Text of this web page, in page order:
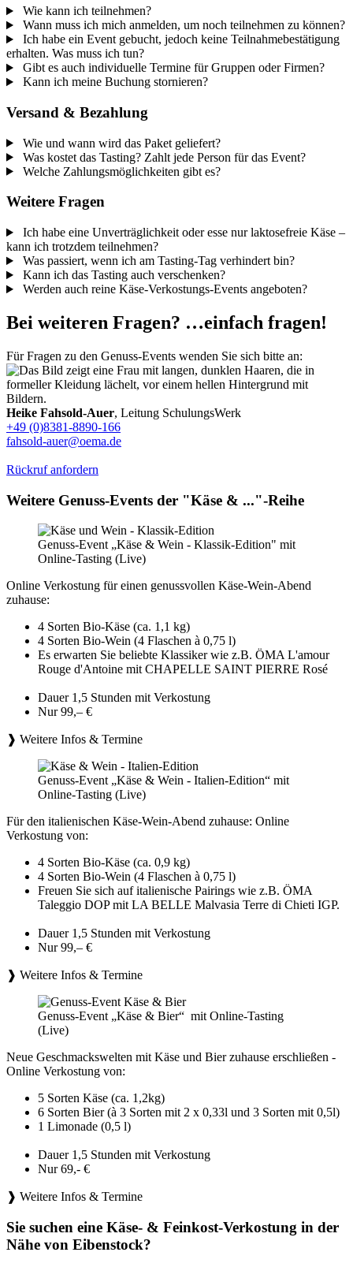
Wie kann ich teilnehmen?
Wann muss ich mich anmelden, um noch teilnehmen zu können?
Ich habe ein Event gebucht, jedoch keine Teilnahmebestätigung
erhalten. Was muss ich tun?
Gibt es auch individuelle Termine für Gruppen oder Firmen?
Kann ich meine Buchung stornieren?
Versand & Bezahlung
Wie und wann wird das Paket geliefert?
Was kostet das Tasting? Zahlt jede Person für das Event?
Welche Zahlungsmöglichkeiten gibt es?
Weitere Fragen
Ich habe eine Unverträglichkeit oder esse nur laktosefreie Käse –
kann ich trotzdem teilnehmen?
Was passiert, wenn ich am Tasting-Tag verhindert bin?
Kann ich das Tasting auch verschenken?
Werden auch reine Käse-Verkostungs-Events angeboten?
Bei weiteren Fragen? …einfach fragen!
Für Fragen zu den Genuss-Events wenden Sie sich bitte an:
Heike Fahsold-Auer, Leitung SchulungsWerk
+49 (0)8381-8890-166
fahsold-auer@oema.de
Rückruf anfordern
Weitere Genuss-Events der "Käse & ..."-Reihe
Genuss-Event „Käse & Wein - Klassik-Edition" mit
Online-Tasting (Live)
Online Verkostung für einen genussvollen Käse-Wein-Abend
zuhause:
4 Sorten Bio-Käse (ca. 1,1 kg)
4 Sorten Bio-Wein (4 Flaschen à 0,75 l)
Es erwarten Sie beliebte Klassiker wie z.B. ÖMA L'amour
Rouge d'Antoine mit CHAPELLE SAINT PIERRE Rosé
Dauer 1,5 Stunden mit Verkostung
Nur 99,– €
❱ Weitere Infos & Termine
Genuss-Event „Käse & Wein - Italien-Edition“ mit
Online-Tasting (Live)
Für den italienischen Käse-Wein-Abend zuhause: Online
Verkostung von:
4 Sorten Bio-Käse (ca. 0,9 kg)
4 Sorten Bio-Wein (4 Flaschen à 0,75 l)
Freuen Sie sich auf italienische Pairings wie z.B. ÖMA
Taleggio DOP mit LA BELLE Malvasia Terre di Chieti IGP.
Dauer 1,5 Stunden mit Verkostung
Nur 99,– €
❱ Weitere Infos & Termine
Genuss-Event „Käse & Bier“ mit Online-Tasting
(Live)
Neue Geschmackswelten mit Käse und Bier zuhause erschließen -
Online Verkostung von:
5 Sorten Käse (ca. 1,2kg)
6 Sorten Bier (à 3 Sorten mit 2 x 0,33l und 3 Sorten mit 0,5l)
1 Limonade (0,5 l)
Dauer 1,5 Stunden mit Verkostung
Nur 69,- €
❱ Weitere Infos & Termine
Sie suchen eine Käse- & Feinkost-Verkostung in der
Nähe von Eibenstock?